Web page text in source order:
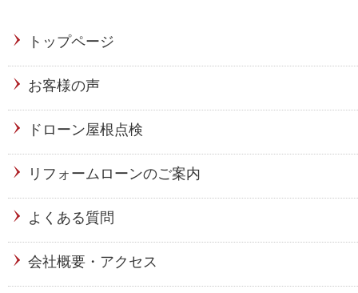
トップページ
お客様の声
ドローン屋根点検
リフォームローンのご案内
よくある質問
会社概要・アクセス